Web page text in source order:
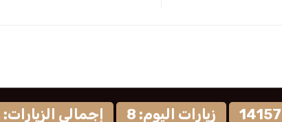
زيارات اليوم: 8 إجمالي الزيارات: 29582